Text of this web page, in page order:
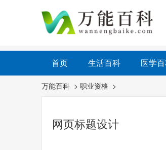
首页 生活百科 医学
万能百科 > 职业资格 >
网页标题设计